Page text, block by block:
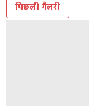
पिछली गैलरी